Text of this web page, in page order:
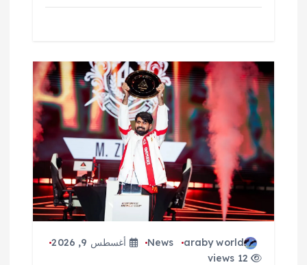
araby world
News
أغسطس 9, 2026
12 views